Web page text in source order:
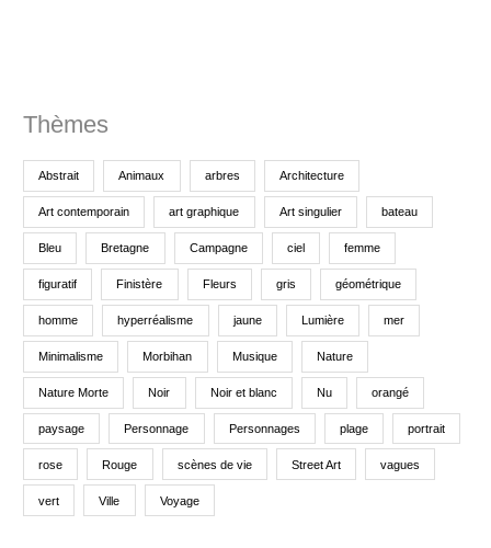
Thèmes
Abstrait Animaux arbres Architecture
Art contemporain art graphique Art singulier bateau
Bleu Bretagne Campagne ciel femme
figuratif Finistère Fleurs gris géométrique
homme hyperréalisme jaune Lumière mer
Minimalisme Morbihan Musique Nature
Nature Morte Noir Noir et blanc Nu orangé
paysage Personnage Personnages plage portrait
rose Rouge scènes de vie Street Art vagues
vert Ville Voyage